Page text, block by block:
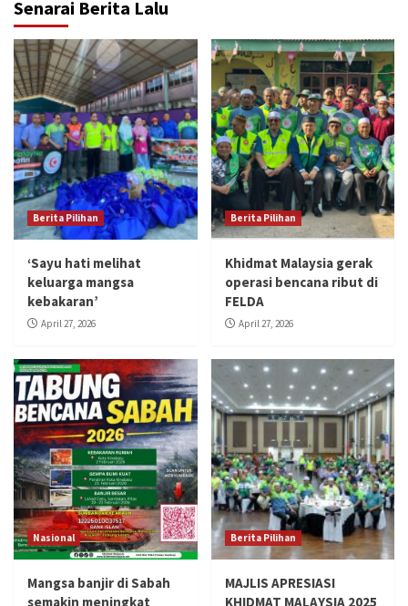
Senarai Berita Lalu
Berita Pilihan
‘Sayu hati melihat
keluarga mangsa
kebakaran’
April 27, 2026
Berita Pilihan
Khidmat Malaysia gerak
operasi bencana ribut di
FELDA
April 27, 2026
Nasional
Mangsa banjir di Sabah
semakin meningkat
Berita Pilihan
MAJLIS APRESIASI
KHIDMAT MALAYSIA 2025